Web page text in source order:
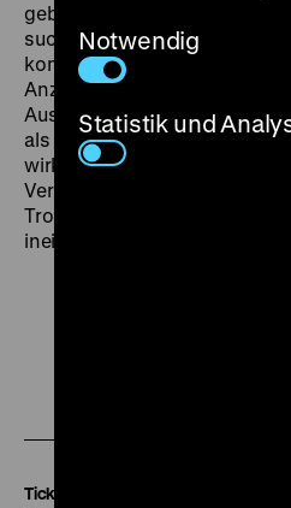
geboren sind und einen
suchen. Benjamin hat Berlin
kommt in Tel Aviv nicht an.
Anzug und Fliege durch die
Auseinandersetzungen
als ob es die Straße Unter
wirklichkeitsfremd wirkt seine
Verhältnis zur Geschichte ist
Tropes Inszenierung, in der
ineinander verschachteln. (sa)
Tickets
Notwendig
Statistik und